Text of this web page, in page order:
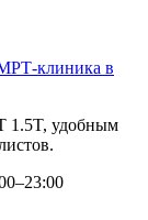
в
1.5T, удобным